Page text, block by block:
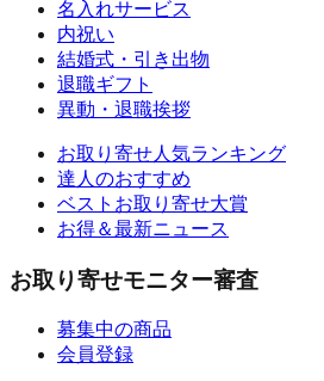
名入れサービス
内祝い
結婚式・引き出物
退職ギフト
異動・退職挨拶
お取り寄せ人気ランキング
達人のおすすめ
ベストお取り寄せ大賞
お得＆最新ニュース
お取り寄せモニター審査
募集中の商品
会員登録